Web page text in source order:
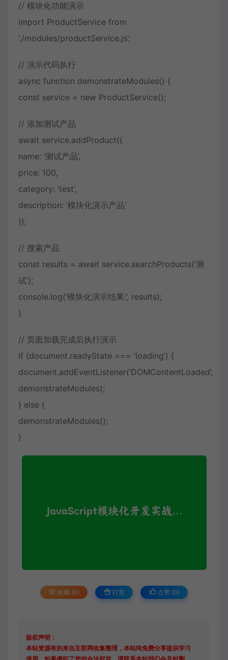
// 模块化功能演示
import ProductService from
‘./modules/productService.js’;
// 演示代码执行
async function demonstrateModules() {
const service = new ProductService();
// 添加测试产品
await service.addProduct({
name: ‘测试产品’,
price: 100,
category: ‘test’,
description: ‘模块化演示产品’
});
// 搜索产品
const results = await service.searchProducts(‘测
试’);
console.log(‘模块化演示结果:’, results);
}
// 页面加载完成后执行演示
if (document.readyState === ‘loading’) {
document.addEventListener(‘DOMContentLoaded’,
demonstrateModules);
} else {
demonstrateModules();
}
收藏 (0) 打赏 点赞 (0)
版权声明：
本站资源有的来自互联网收集整理，本站纯免费分享提供学习